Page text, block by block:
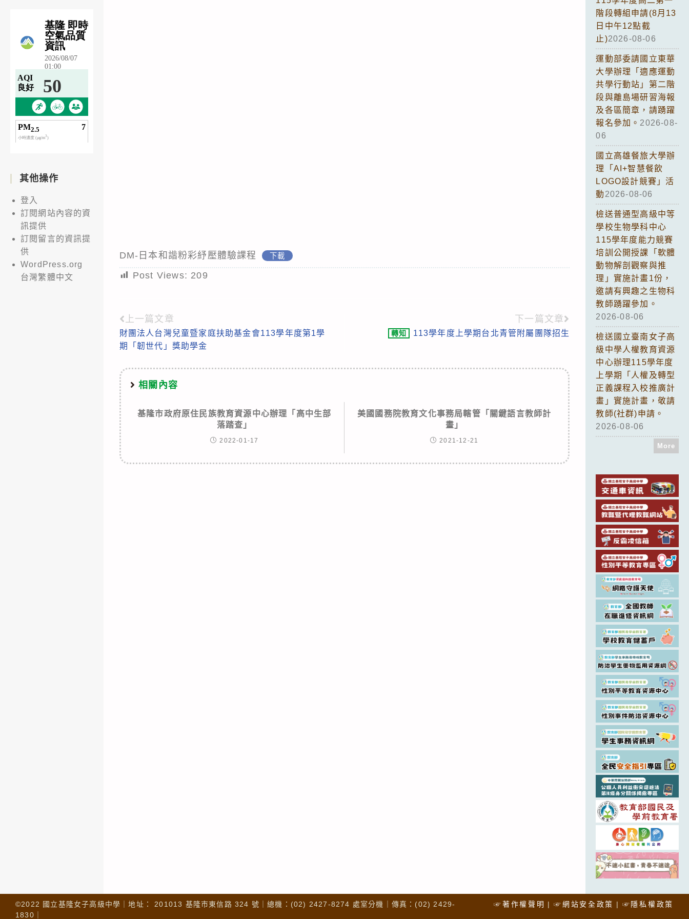
DM-日本和諧粉彩紓壓體驗課程 下載
Post Views: 209
Read
more
上一篇文章
財團法人台灣兒童暨家庭扶助基金會113學年度第1學
期「韌世代」獎助學金
下一篇文章
轉知 113學年度上學期台北青管附屬團隊招生
相關內容
基隆市政府原住民族教育資源中心辦理「高中生部
落踏查」
2022-01-17
美國國務院教育文化事務局轄管「關鍵語言教師計
畫」
2021-12-21
其他操作
登入
訂閱網站內容的資
訊提供
訂閱留言的資訊提
供
WordPress.org
台灣繁體中文
階段轉組申請(8月13
日中午12點截
止)2026-08-06
運動部委請國立東華
大學辦理「適應運動
共學行動站」第二階
段與離島場研習海報
及各區簡章，請踴躍
報名參加。 2026-08-
06
國立高雄餐旅大學辦
理「AI+智慧餐飲
LOGO設計競賽」活
動 2026-08-06
檢送普通型高級中等
學校生物學科中心
115學年度能力競賽
培訓公開授課「軟體
動物解剖觀察與推
理」實施計畫1份，
邀請有興趣之生物科
教師踴躍參加。
2026-08-06
檢送國立臺南女子高
級中學人權教育資源
中心辦理115學年度
上學期「人權及轉型
正義課程入校推廣計
畫」實施計畫，敬請
教師(社群)申請。
2026-08-06
More
☞著作權聲明 ☞網站安全政策 ☞隱私權政策
©2022 國立基隆女子高級中學｜地址： 201013 基隆市東信路 324 號｜總機：(02) 2427-8274 處室分機｜傳真：(02) 2429-
1830｜